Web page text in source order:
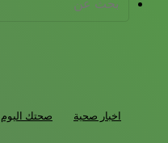
اخبار صحية صحتك اليوم